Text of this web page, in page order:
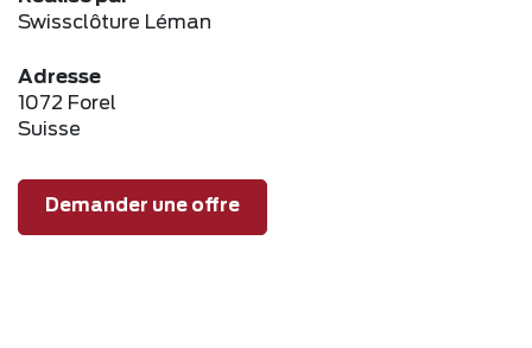
Swissclôture Léman
Adresse
1072 Forel
Suisse
Demander une offre